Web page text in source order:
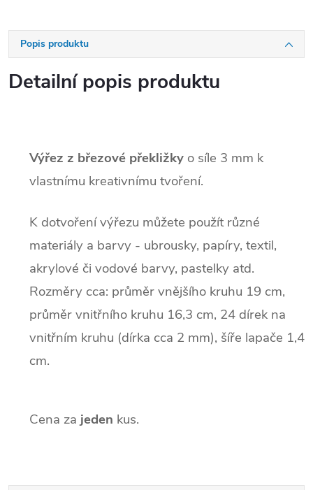
Popis produktu
Detailní popis produktu
Výřez z březové překližky o síle 3 mm k
vlastnímu kreativnímu tvoření.
K dotvoření výřezu můžete použít různé
materiály a barvy - ubrousky, papíry, textil,
akrylové či vodové barvy, pastelky atd.
Rozměry cca: průměr vnějšího kruhu 19 cm,
průměr vnitřního kruhu 16,3 cm, 24 dírek na
vnitřním kruhu (dírka cca 2 mm), šíře lapače 1,4
cm.
Cena za jeden kus.